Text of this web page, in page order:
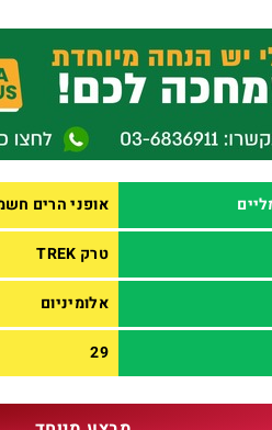
אופני הרים
טרק TREK
אלומיניום
29